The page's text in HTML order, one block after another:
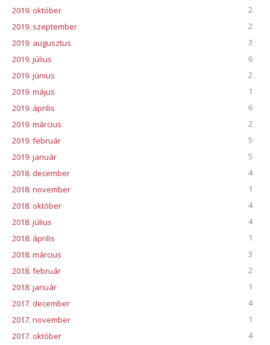
2019. október
2
2019. szeptember
2
2019. augusztus
3
2019. július
6
2019. június
2
2019. május
1
2019. április
6
2019. március
2
2019. február
5
2019. január
5
2018. december
4
2018. november
1
2018. október
4
2018. július
4
2018. április
1
2018. március
3
2018. február
2
2018. január
1
2017. december
4
2017. november
1
2017. október
4